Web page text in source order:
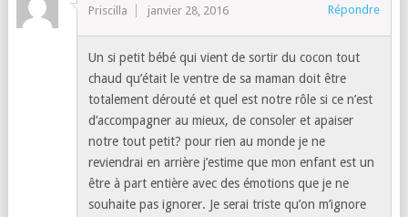
Priscilla janvier 28, 2016 Répondre
Un si petit bébé qui vient de sortir du cocon tout
chaud qu’était le ventre de sa maman doit être
totalement dérouté et quel est notre rôle si ce n’est
d’accompagner au mieux, de consoler et apaiser
notre tout petit? pour rien au monde je ne
reviendrai en arrière j’estime que mon enfant est un
être à part entière avec des émotions que je ne
souhaite pas ignorer. Je serai triste qu’on m’ignore